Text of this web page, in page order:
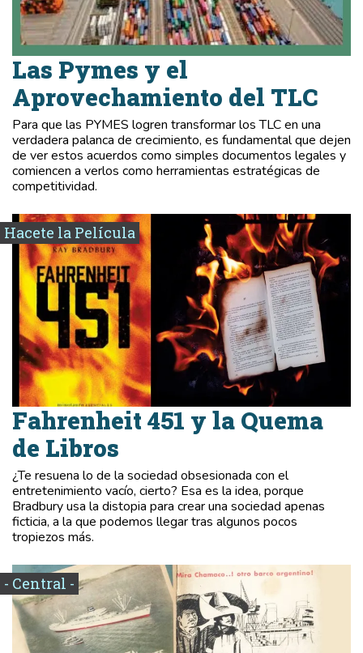
Las Pymes y el
Aprovechamiento del TLC
Para que las PYMES logren transformar los TLC en una
verdadera palanca de crecimiento, es fundamental que dejen
de ver estos acuerdos como simples documentos legales y
comiencen a verlos como herramientas estratégicas de
competitividad.
Hacete la Película
Fahrenheit 451 y la Quema
de Libros
¿Te resuena lo de la sociedad obsesionada con el
entretenimiento vacío, cierto? Esa es la idea, porque
Bradbury usa la distopia para crear una sociedad apenas
ficticia, a la que podemos llegar tras algunos pocos
tropiezos más.
- Central -